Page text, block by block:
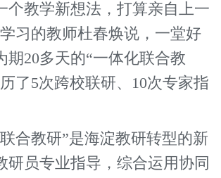
个教学新想法，打算亲自上一
习的教师杜春焕说，一堂好
期20多天的“一体化联合教
了5次跨校联研、10次专家指
教研”是海淀教研转型的新
研员专业指导，综合运用协同